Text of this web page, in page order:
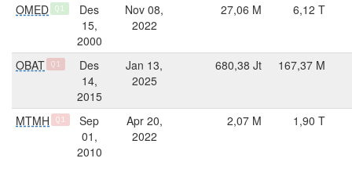
OMED Q1
Des
15,
2000
Nov 08,
2022
27,06 M 6,12 T
OBAT Q1
Des
14,
2015
Jan 13,
2025
680,38 Jt 167,37 M
MTMH Q1
Sep
01,
2010
Apr 20,
2022
2,07 M 1,90 T